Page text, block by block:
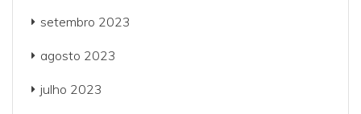
setembro 2023
agosto 2023
julho 2023